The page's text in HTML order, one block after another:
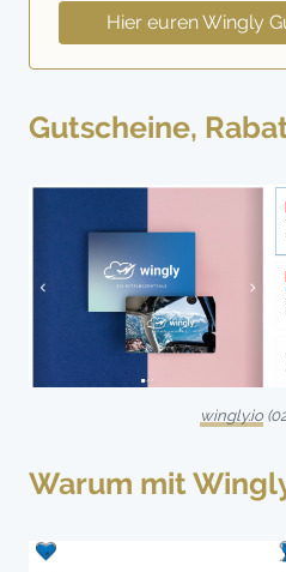
Hier euren Wingly
Gutscheine,
wingly.io
Warum mit